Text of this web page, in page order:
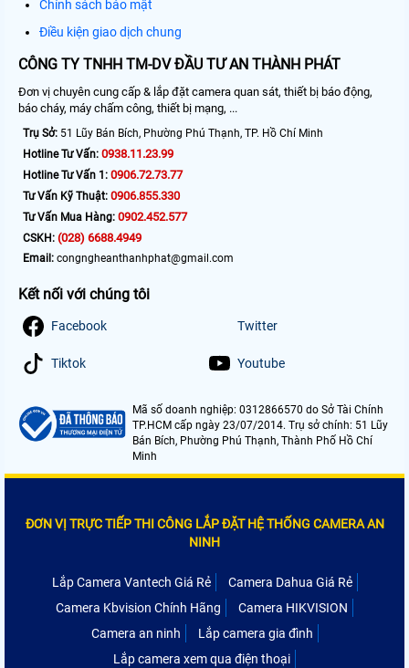
Chính sách bảo mật
Điều kiện giao dịch chung
CÔNG TY TNHH TM-DV ĐẦU TƯ AN THÀNH PHÁT
Đơn vị chuyên cung cấp & lắp đặt camera quan sát, thiết bị báo động,
báo cháy, máy chấm công, thiết bị mạng, ...
Trụ Sở: 51 Lũy Bán Bích, Phường Phú Thạnh, TP. Hồ Chí Minh
Hotline Tư Vấn: 0938.11.23.99
Hotline Tư Vấn 1: 0906.72.73.77
Tư Vấn Kỹ Thuật: 0906.855.330
Tư Vấn Mua Hàng: 0902.452.577
CSKH: (028) 6688.4949
Email: congngheanthanhphat@gmail.com
Kết nối với chúng tôi
Facebook Twitter
Tiktok Youtube
Mã số doanh nghiệp: 0312866570 do Sở Tài Chính
TP.HCM cấp ngày 23/07/2014. Trụ sở chính: 51 Lũy
Bán Bích, Phường Phú Thạnh, Thành Phố Hồ Chí
Minh
ĐƠN VỊ TRỰC TIẾP THI CÔNG LẮP ĐẶT HỆ THỐNG CAMERA AN
NINH
Lắp Camera Vantech Giá Rẻ
Camera Dahua Giá Rẻ
Camera Kbvision Chính Hãng
Camera HIKVISION
Camera an ninh
Lắp camera gia đình
Lắp camera xem qua điện thoại